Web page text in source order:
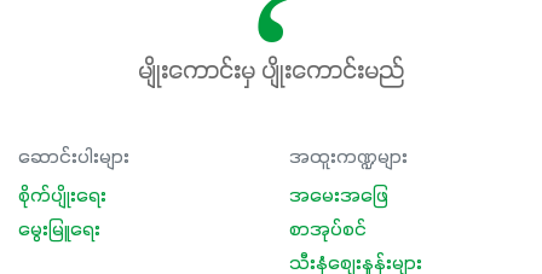
မျိုးကောင်းမှ ပျိုးကောင်းမည်
ဆောင်းပါးများ
စိုက်ပျိုးရေး
မွေးမြူရေး
အထူးကဏ္ဍများ
အမေးအဖြေ
စာအုပ်စင်
သီးနှံစျေးနှုန်းများ